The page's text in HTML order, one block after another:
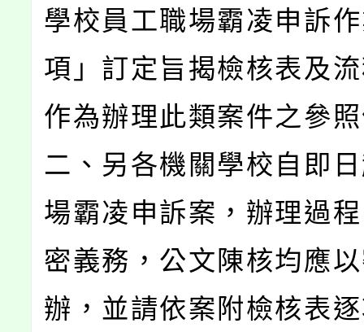
學校員工職場霸凌申訴
項」訂定旨揭檢核表及
作為辦理此類案件之參
二、另各機關學校自即
場霸凌申訴案，辦理過
密義務，公文陳核均應
辦，並請依案附檢核表